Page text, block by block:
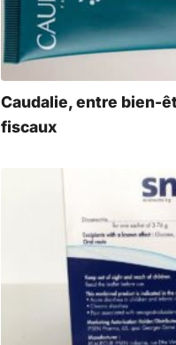
Caudalie, entre bien-
fiscaux